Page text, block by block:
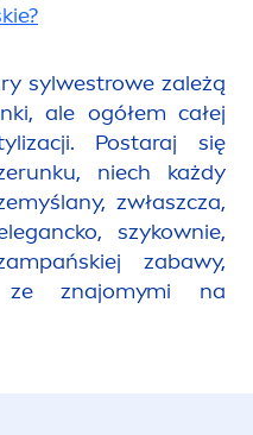
sylwestrowe zależą
ale ogółem całej
Postaraj się
niech każdy
zwłaszcza,
szykownie,
zabawy,
znajomymi na